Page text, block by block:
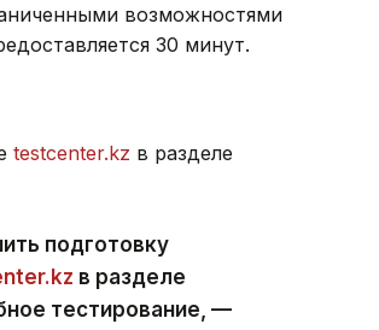
возможностями
30 минут.
testcenter.kz в разделе
подготовку
в разделе
тестирование, —